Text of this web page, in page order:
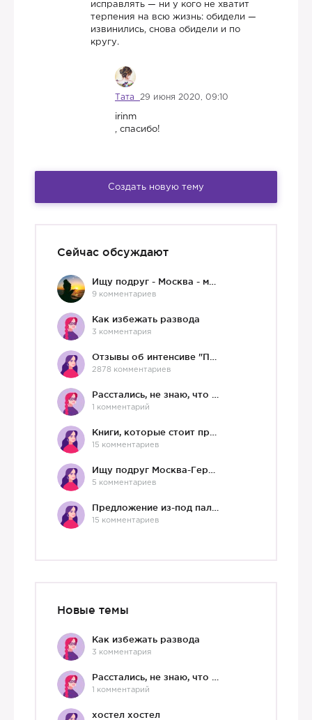
исправлять — ни у кого не хватит
терпения на всю жизнь: обидели —
извинились, снова обидели и по
кругу.
Тата 29 июня 2020, 09:10
irinm
, спасибо!
Создать новую тему
Сейчас обсуждают
9 комментариев
Как избежать развода
3 комментария
2878 комментариев
1 комментарий
15 комментариев
5 комментариев
15 комментариев
Новые темы
Как избежать развода
3 комментария
1 комментарий
хостел хостел